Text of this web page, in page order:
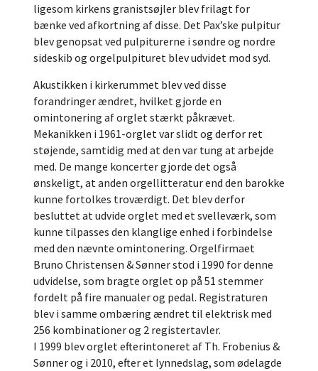
ligesom kirkens granistsøjler blev frilagt for
bænke ved afkortning af disse. Det Pax’ske pulpitur
blev genopsat ved pulpiturerne i søndre og nordre
sideskib og orgelpulpituret blev udvidet mod syd.
Akustikken i kirkerummet blev ved disse
forandringer ændret, hvilket gjorde en
omintonering af orglet stærkt påkrævet.
Mekanikken i 1961-orglet var slidt og derfor ret
støjende, samtidig med at den var tung at arbejde
med. De mange koncerter gjorde det også
ønskeligt, at anden orgellitteratur end den barokke
kunne fortolkes troværdigt. Det blev derfor
besluttet at udvide orglet med et svelleværk, som
kunne tilpasses den klanglige enhed i forbindelse
med den nævnte omintonering. Orgelfirmaet
Bruno Christensen & Sønner stod i 1990 for denne
udvidelse, som bragte orglet op på 51 stemmer
fordelt på fire manualer og pedal. Registraturen
blev i samme ombæring ændret til elektrisk med
256 kombinationer og 2 registertavler.
I 1999 blev orglet efterintoneret af Th. Frobenius &
Sønner og i 2010, efter et lynnedslag, som ødelagde